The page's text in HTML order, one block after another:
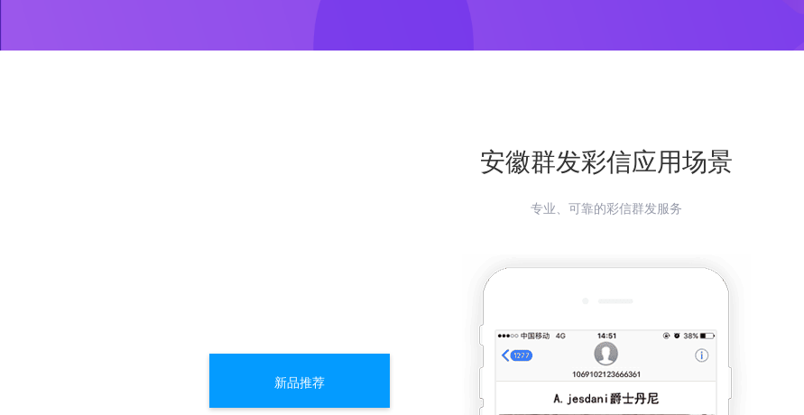
安徽群发彩信应用场景
专业、可靠的彩信群发服务
新品推荐